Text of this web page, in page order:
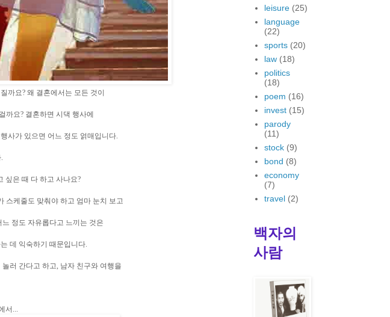
까요? 왜 결혼에서는 모든 것이
까요? 결혼하면 시댁 행사에
사가 있으면 어느 정도 얽매입니다.
싶은 때 다 하고 사나요?
스케줄도 맞춰야 하고 엄마 눈치 보고
정도 자유롭다고 느끼는 것은
데 익숙하기 때문입니다.
러 간다고 하고, 남자 친구와 여행을
서...
leisure (25)
language
(22)
sports (20)
law (18)
politics
(18)
poem (16)
invest (15)
parody
(11)
stock (9)
bond (8)
economy
(7)
travel (2)
백자의
사람